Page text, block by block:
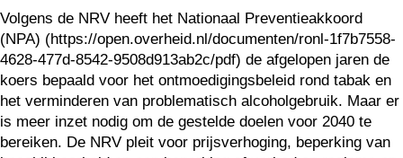
Volgens de NRV heeft het Nationaal Preventieakkoord
(NPA) (https://open.overheid.nl/documenten/ronl-1f7b7558-
4628-477d-8542-9508d913ab2c/pdf) de afgelopen jaren de
koers bepaald voor het ontmoedigingsbeleid rond tabak en
het verminderen van problematisch alcoholgebruik. Maar er
is meer inzet nodig om de gestelde doelen voor 2040 te
bereiken. De NRV pleit voor prijsverhoging, beperking van